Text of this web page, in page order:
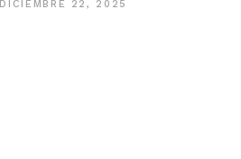
DICIEMBRE 22, 2025